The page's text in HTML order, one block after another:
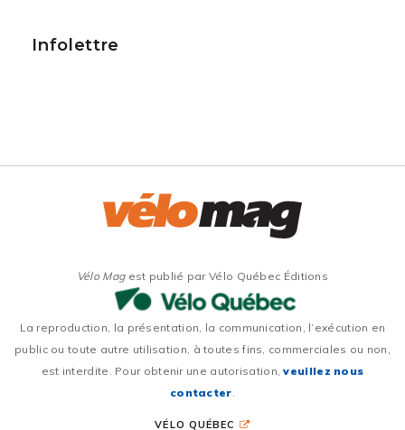
Infolettre
Vélo Magest publié par Vélo Québec Éditions
La reproduction, la présentation, la communication, l’exécution en
public ou toute autre utilisation, à toutes fins, commerciales ou non,
est interdite. Pour obtenir une autorisation,veuillez nous
contacter.
VÉLO QUÉBEC